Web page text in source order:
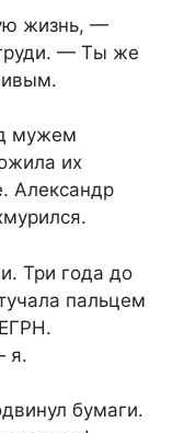
жизнь, —
— Ты же
мужем
их
Александр
Три года до
пальцем
я.
бумаги.